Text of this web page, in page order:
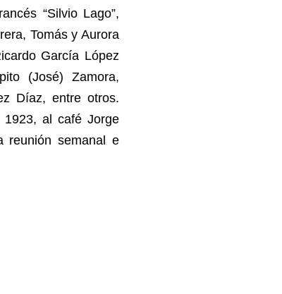
“Silvio Lago”,
Tomás y Aurora
García López
(José) Zamora,
Díaz, entre otros.
al café Jorge
reunión semanal e